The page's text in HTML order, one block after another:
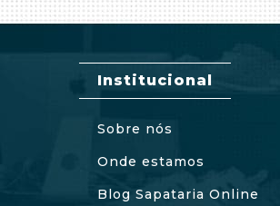
Institucional
Sobre nós
Onde estamos
Blog Sapataria Online